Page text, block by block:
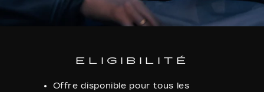
ELIGIBILITÉ
Offre disponible pour tous les